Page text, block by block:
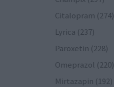
Citalopram (274)
Lyrica (237)
Paroxetin (228)
Omeprazol (220)
Mirtazapin (192)